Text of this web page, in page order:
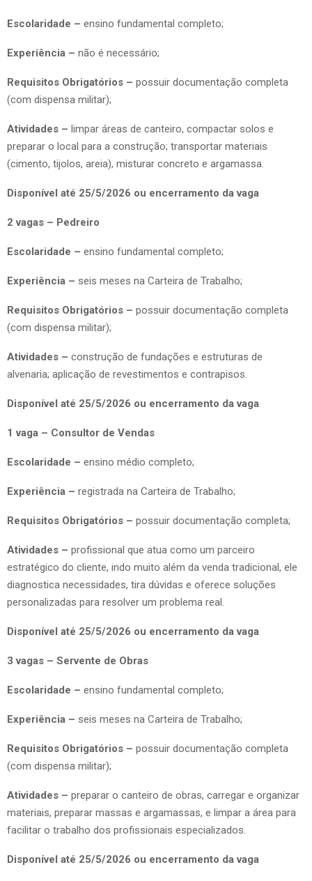
Escolaridade – ensino fundamental completo;
Experiência – não é necessário;
Requisitos Obrigatórios – possuir documentação completa
(com dispensa militar);
Atividades – limpar áreas de canteiro, compactar solos e
preparar o local para a construção; transportar materiais
(cimento, tijolos, areia), misturar concreto e argamassa.
Disponível até 25/5/2026 ou encerramento da vaga
2 vagas – Pedreiro
Escolaridade – ensino fundamental completo;
Experiência – seis meses na Carteira de Trabalho;
Requisitos Obrigatórios – possuir documentação completa
(com dispensa militar);
Atividades – construção de fundações e estruturas de
alvenaria; aplicação de revestimentos e contrapisos.
Disponível até 25/5/2026 ou encerramento da vaga
1 vaga – Consultor de Vendas
Escolaridade – ensino médio completo;
Experiência – registrada na Carteira de Trabalho;
Requisitos Obrigatórios – possuir documentação completa;
Atividades – profissional que atua como um parceiro
estratégico do cliente, indo muito além da venda tradicional, ele
diagnostica necessidades, tira dúvidas e oferece soluções
personalizadas para resolver um problema real.
Disponível até 25/5/2026 ou encerramento da vaga
3 vagas – Servente de Obras
Escolaridade – ensino fundamental completo;
Experiência – seis meses na Carteira de Trabalho;
Requisitos Obrigatórios – possuir documentação completa
(com dispensa militar);
Atividades – preparar o canteiro de obras, carregar e organizar
materiais, preparar massas e argamassas, e limpar a área para
facilitar o trabalho dos profissionais especializados.
Disponível até 25/5/2026 ou encerramento da vaga